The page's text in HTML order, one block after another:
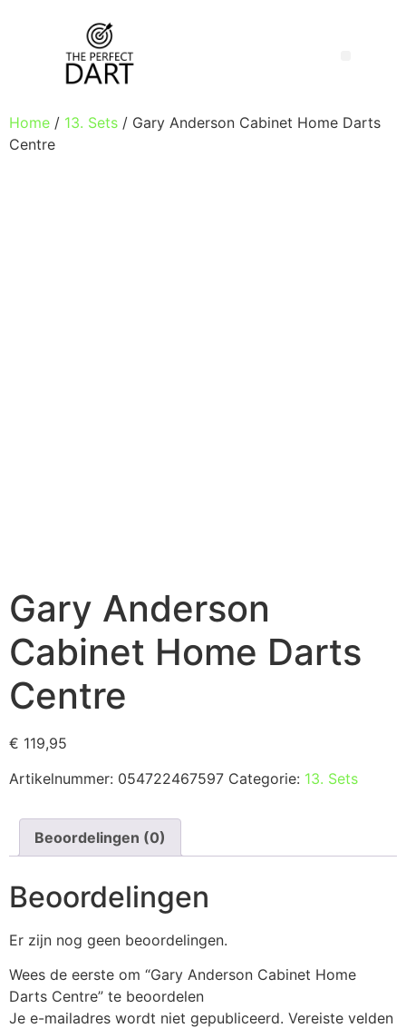
Home / 13. Sets / Gary Anderson Cabinet Home Darts
Centre
Gary Anderson
Cabinet Home Darts
Centre
€ 119,95
Artikelnummer: 054722467597 Categorie: 13. Sets
Beoordelingen (0)
Beoordelingen
Er zijn nog geen beoordelingen.
Wees de eerste om “Gary Anderson Cabinet Home
Darts Centre” te beoordelen
Je e-mailadres wordt niet gepubliceerd. Vereiste velden